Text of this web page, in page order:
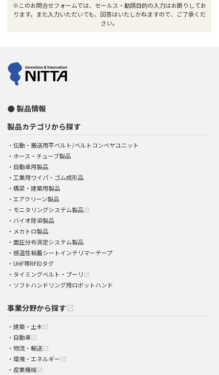
※このお問合せフォームでは、セールス・勧誘目的の入力はお断りしてお
ります。また入力いただいても、回答はいたしかねますので、ご了承くだ
さい。
製品情報
製品カテゴリから探す
伝動・搬送用平ベルト/ベルトコンベヤユニット
ホース・チューブ製品
自動車用製品
工業用ワイパ・ゴム成形品
橋梁・建築用製品
エアクリーン製品
モニタリングシステム製品 open_in_new
バイオ除染製品
メカトロ製品
面圧分布測定システム製品
感温性粘着シートインテリマーテープ
UHF帯RFIDタグ
タイミングベルト・プーリ open_in_new
ソフトハンドリング用ロボットハンド
事業分野から探すopen_in_new
建築・土木 open_in_new
自動車 open_in_new
物流・輸送 open_in_new
環境・エネルギー open_in_new
産業機械 open_in_new